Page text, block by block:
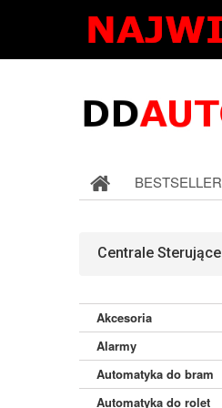
BESTSELLER
Centrale Sterujące
Akcesoria
Alarmy
Automatyka do bram
Automatyka do rolet